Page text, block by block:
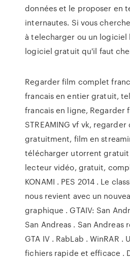
données et le proposer en
internautes. Si vous
à telecharger ou un logiciel
logiciel gratuit qu'il faut
Regarder film complet
francais en entier gratuit,
francais en ligne, Regarder
STREAMING vf vk, regarder
gratuitment, film en
télécharger utorrent gratuit
lecteur vidéo, gratuit,
KONAMI . PES 2014 . Le
nous revient avec un
graphique . GTAIV: San
San Andreas . San Andreas
GTA IV . RabLab . WinRAR
fichiers rapide et efficace .